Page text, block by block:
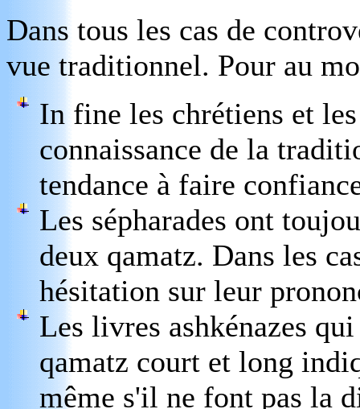
Dans tous les cas de
vue traditionnel. Pour au
In fine les chrétiens et
connaissance de la
tendance à faire
Les sépharades ont
deux qamatz. Dans les
hésitation sur leur
Les livres ashkénazes
qamatz court et long
même s'il ne font pas la